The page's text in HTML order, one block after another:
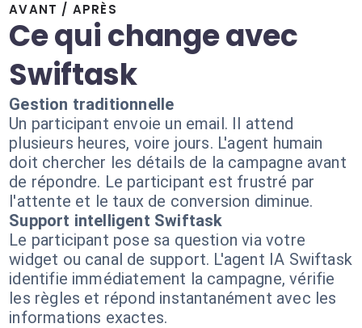
AVANT / APRÈS
Ce qui change avec
Swiftask
Gestion traditionnelle
Un participant envoie un email. Il attend
plusieurs heures, voire jours. L'agent humain
doit chercher les détails de la campagne avant
de répondre. Le participant est frustré par
l'attente et le taux de conversion diminue.
Support intelligent Swiftask
Le participant pose sa question via votre
widget ou canal de support. L'agent IA Swiftask
identifie immédiatement la campagne, vérifie
les règles et répond instantanément avec les
informations exactes.